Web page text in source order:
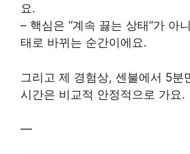
요.
– 핵심은 “계속 끓는 상태”가 아
태로 바뀌는 순간이에요.
그리고 제 경험상, 센불에서 5분
시간은 비교적 안정적으로 가요.
—